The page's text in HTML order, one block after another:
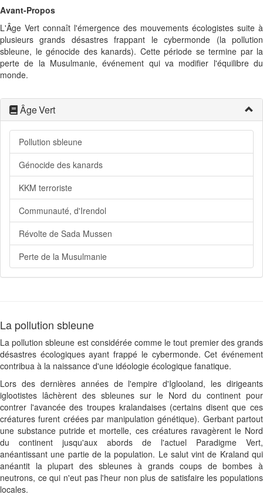
Avant-Propos
L'Âge Vert connaît l'émergence des mouvements écologistes suite à
plusieurs grands désastres frappant le cybermonde (la pollution
sbleune, le génocide des kanards). Cette période se termine par la
perte de la Musulmanie, événement qui va modifier l'équilibre du
monde.
Âge Vert
Pollution sbleune
Génocide des kanards
KKM terroriste
Communauté, d'Irendol
Révolte de Sada Mussen
Perte de la Musulmanie
La pollution sbleune
La pollution sbleune est considérée comme le tout premier des grands
désastres écologiques ayant frappé le cybermonde. Cet événement
contribua à la naissance d'une idéologie écologique fanatique.
Lors des dernières années de l'empire d'Iglooland, les dirigeants
iglootistes lâchèrent des sbleunes sur le Nord du continent pour
contrer l'avancée des troupes kralandaises (certains disent que ces
créatures furent créées par manipulation génétique). Gerbant partout
une substance putride et mortelle, ces créatures ravagèrent le Nord
du continent jusqu'aux abords de l'actuel Paradigme Vert,
anéantissant une partie de la population. Le salut vint de Kraland qui
anéantit la plupart des sbleunes à grands coups de bombes à
neutrons, ce qui n'eut pas l'heur non plus de satisfaire les populations
locales.